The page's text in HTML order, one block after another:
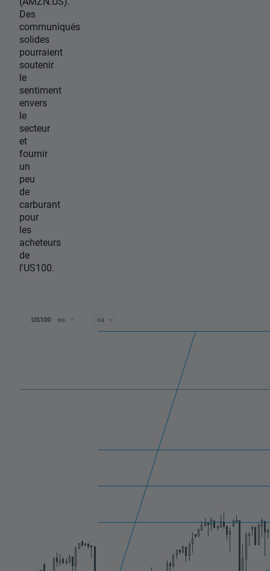
Des
communiqués
solides
pourraient
soutenir
le
sentiment
envers
le
secteur
et
fournir
un
peu
de
carburant
pour
les
acheteurs
de
l'US100.